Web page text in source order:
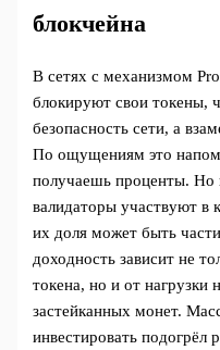
блокчейна
В сетях с механизмом
блокируют свои токены,
безопасность сети, а
По ощущениям это
получаешь проценты. Но
валидаторы участвуют в
их доля может быть
доходность зависит не
токена, но и от нагрузки
застейканных монет.
инвестировать подогрёл